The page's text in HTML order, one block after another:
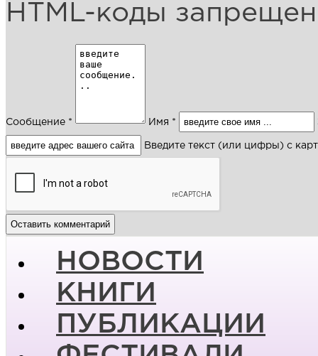
HTML-коды
Сообщение * Имя *
Введите текст (или цифры) с
НОВОСТИ
КНИГИ
ПУБЛИКАЦИИ